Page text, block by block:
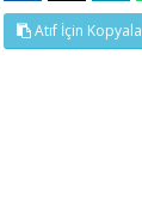
Atıf İçin Kopyala